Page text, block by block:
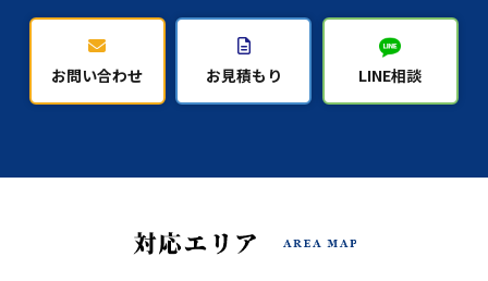
お問い合わせ お見積もり LINE相談